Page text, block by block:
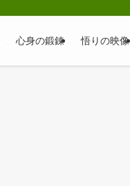
心身の鍛錬 悟りの映像